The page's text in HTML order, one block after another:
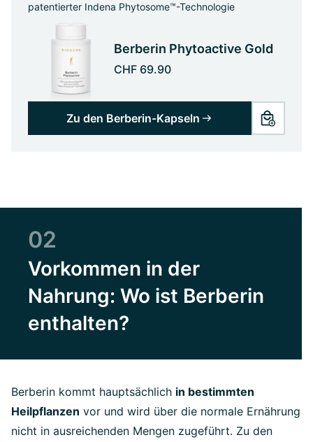
patentierter Indena Phytosome™-Technologie
Berberin Phytoactive Gold
CHF 69.90
Zu den Berberin-Kapseln
02
Vorkommen in der
Nahrung: Wo ist Berberin
enthalten?
Berberin kommt hauptsächlich in bestimmten
Heilpflanzen vor und wird über die normale Ernährung
nicht in ausreichenden Mengen zugeführt. Zu den